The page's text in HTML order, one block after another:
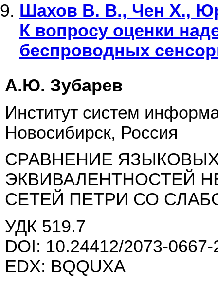
Шахов В. В., Чен X.,
К вопросу оценки
беспроводных
А.Ю. Зубарев
Институт систем
Новосибирск, Россия
СРАВНЕНИЕ
ЭКВИВАЛЕНТНОСТЕЙ
СЕТЕЙ ПЕТРИ СО
УДК 519.7
DOI: 10.24412/2073-
EDX: BQQUXA